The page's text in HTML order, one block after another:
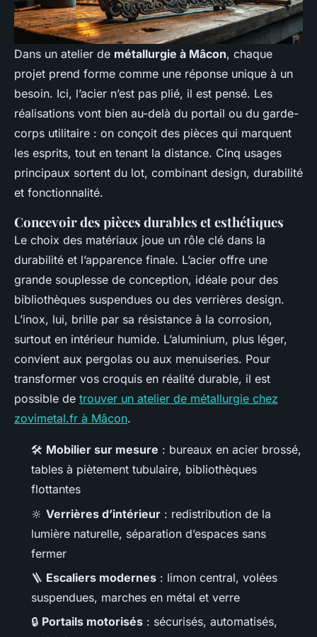
Dans un atelier de métallurgie à Mâcon, chaque
projet prend forme comme une réponse unique à un
besoin. Ici, l’acier n’est pas plié, il est pensé. Les
réalisations vont bien au-delà du portail ou du garde-
corps utilitaire : on conçoit des pièces qui marquent
les esprits, tout en tenant la distance. Cinq usages
principaux sortent du lot, combinant design, durabilité
et fonctionnalité.
Concevoir des pièces durables et esthétiques
Le choix des matériaux joue un rôle clé dans la
durabilité et l’apparence finale. L’acier offre une
grande souplesse de conception, idéale pour des
bibliothèques suspendues ou des verrières design.
L’inox, lui, brille par sa résistance à la corrosion,
surtout en intérieur humide. L’aluminium, plus léger,
convient aux pergolas ou aux menuiseries. Pour
transformer vos croquis en réalité durable, il est
possible de trouver un atelier de métallurgie chez
zovimetal.fr à Mâcon.
🛠️ Mobilier sur mesure : bureaux en acier brossé,
tables à piètement tubulaire, bibliothèques
flottantes
🔆 Verrières d’intérieur : redistribution de la
lumière naturelle, séparation d’espaces sans
fermer
🪜 Escaliers modernes : limon central, volées
suspendues, marches en métal et verre
🔒 Portails motorisés : sécurisés, automatisés,